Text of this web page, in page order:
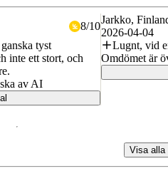
8/10
tyst
inte ett stort, och
av AI
Jarkko,
2026-04-04
Lugnt, vid
Omdömet är
Visa alla